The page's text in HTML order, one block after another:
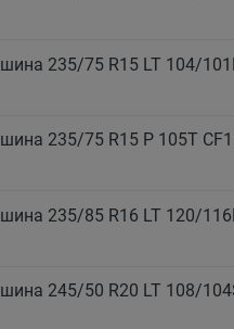
235/75 R15 LT 104/
235/75 R15 P 105T
235/85 R16 LT 120/
245/50 R20 LT 108/